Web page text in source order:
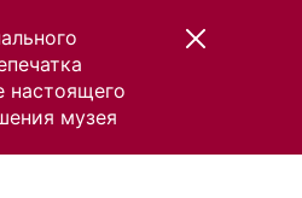
настоящего
музея